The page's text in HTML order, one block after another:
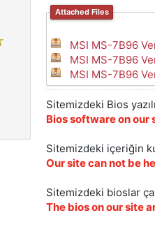
Attached Files
MSI MS-7B96
MSI MS-7B96
MSI MS-7B96
Sitemizdeki Bios
Bios software on our
Sitemizdeki içeriğin
Our site can not be
Sitemizdeki bioslar
The bios on our site